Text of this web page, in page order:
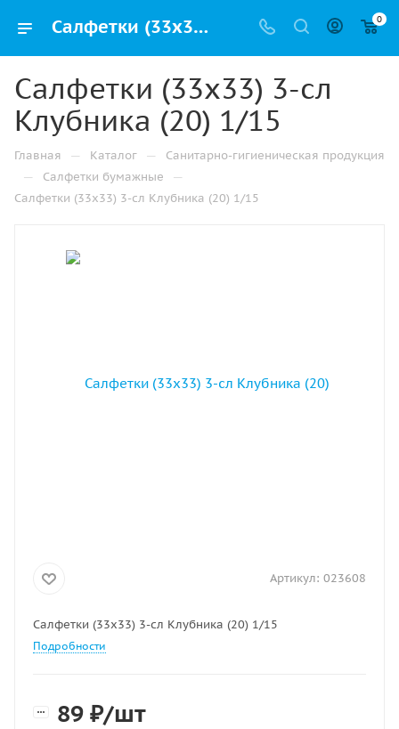
Салфетки (33х33) 3-сл Клубника (20) 1/15 купить от производителя в Челябинске 0
Салфетки (33х33) 3-сл
Клубника (20) 1/15
Главная — Каталог — Санитарно-гигиеническая продукция
— Салфетки бумажные —
Салфетки (33х33) 3-сл Клубника (20) 1/15
Артикул: 023608
Салфетки (33х33) 3-сл Клубника (20) 1/15
Подробности
89 ₽/шт